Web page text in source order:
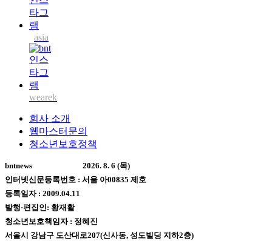
asia
wearek
회사 소개
웹마스터문의
청소년보호정책
bntnews
2026. 8. 6 (목)
인터넷신문등록번호 : 서울 아00835 제호
등록일자 : 2009.04.11
발행·편집인: 황재활
청소년보호책임자 : 정혜진
서울시 강남구 도산대로207(신사동, 성도빌딩 지하2층)